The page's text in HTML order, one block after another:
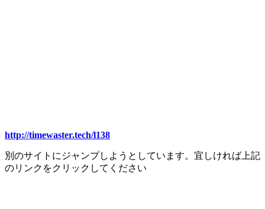
http://timewaster.tech/l138
別のサイトにジャンプしようとしています。宜しければ上記
のリンクをクリックしてください